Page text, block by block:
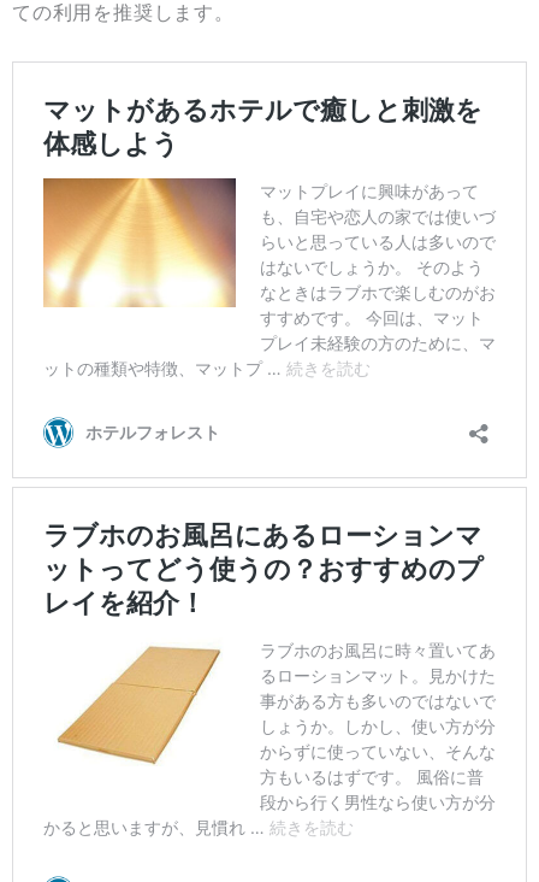
ての利用を推奨します。